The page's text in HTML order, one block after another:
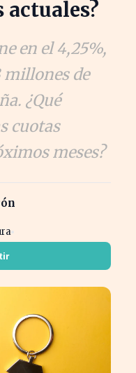
actuales?
en el 4,25%,
millones de
¿Qué
cuotas
meses?